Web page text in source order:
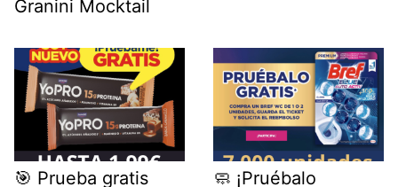
Granini Mocktail
🎯 Prueba gratis
🧼 ¡Pruébalo